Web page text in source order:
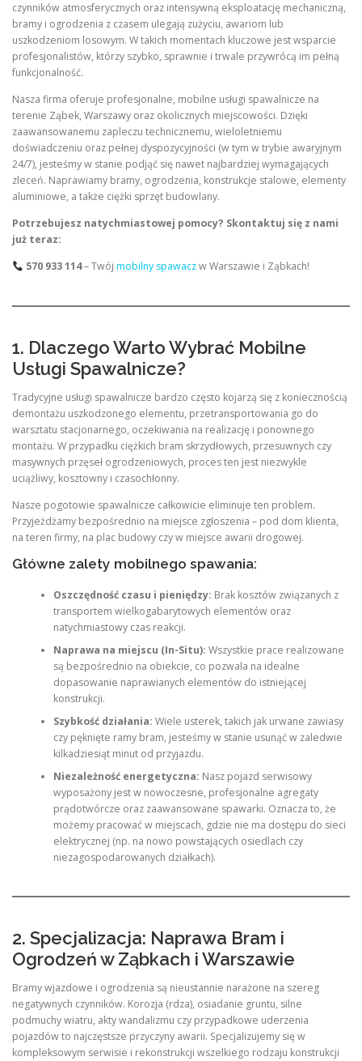
czynników atmosferycznych oraz intensywną eksploatację mechaniczną,
bramy i ogrodzenia z czasem ulegają zużyciu, awariom lub
uszkodzeniom losowym. W takich momentach kluczowe jest wsparcie
profesjonalistów, którzy szybko, sprawnie i trwale przywrócą im pełną
funkcjonalność.
Nasza firma oferuje profesjonalne, mobilne usługi spawalnicze na
terenie Ząbek, Warszawy oraz okolicznych miejscowości. Dzięki
zaawansowanemu zapleczu technicznemu, wieloletniemu
doświadczeniu oraz pełnej dyspozycyjności (w tym w trybie awaryjnym
24/7), jesteśmy w stanie podjąć się nawet najbardziej wymagających
zleceń. Naprawiamy bramy, ogrodzenia, konstrukcje stalowe, elementy
aluminiowe, a także ciężki sprzęt budowlany.
Potrzebujesz natychmiastowej pomocy? Skontaktuj się z nami
już teraz:
570 933 114– Twój mobilny spawaczw Warszawie i Ząbkach!
1. Dlaczego Warto Wybrać Mobilne
Usługi Spawalnicze?
Tradycyjne usługi spawalnicze bardzo często kojarzą się z koniecznością
demontażu uszkodzonego elementu, przetransportowania go do
warsztatu stacjonarnego, oczekiwania na realizację i ponownego
montażu. W przypadku ciężkich bram skrzydłowych, przesuwnych czy
masywnych przęseł ogrodzeniowych, proces ten jest niezwykle
uciążliwy, kosztowny i czasochłonny.
Nasze pogotowie spawalnicze całkowicie eliminuje ten problem.
Przyjeżdżamy bezpośrednio na miejsce zgłoszenia – pod dom klienta,
na teren firmy, na plac budowy czy w miejsce awarii drogowej.
Główne zalety mobilnego spawania:
Oszczędność czasu i pieniędzy: Brak kosztów związanych z
transportem wielkogabarytowych elementów oraz
natychmiastowy czas reakcji.
Naprawa na miejscu (In-Situ): Wszystkie prace realizowane
są bezpośrednio na obiekcie, co pozwala na idealne
dopasowanie naprawianych elementów do istniejącej
konstrukcji.
Szybkość działania: Wiele usterek, takich jak urwane zawiasy
czy pęknięte ramy bram, jesteśmy w stanie usunąć w zaledwie
kilkadziesiąt minut od przyjazdu.
Niezależność energetyczna: Nasz pojazd serwisowy
wyposażony jest w nowoczesne, profesjonalne agregaty
prądotwórcze oraz zaawansowane spawarki. Oznacza to, że
możemy pracować w miejscach, gdzie nie ma dostępu do sieci
elektrycznej (np. na nowo powstających osiedlach czy
niezagospodarowanych działkach).
2. Specjalizacja: Naprawa Bram i
Ogrodzeń w Ząbkach i Warszawie
Bramy wjazdowe i ogrodzenia są nieustannie narażone na szereg
negatywnych czynników. Korozja (rdza), osiadanie gruntu, silne
podmuchy wiatru, akty wandalizmu czy przypadkowe uderzenia
pojazdów to najczęstsze przyczyny awarii. Specjalizujemy się w
kompleksowym serwisie i rekonstrukcji wszelkiego rodzaju konstrukcji